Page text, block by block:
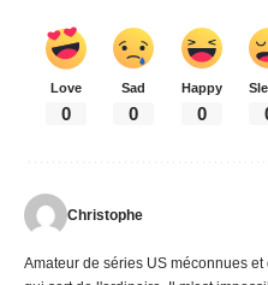
Love
0
Sad
0
Happy
0
Christophe
Amateur de séries US méconnues